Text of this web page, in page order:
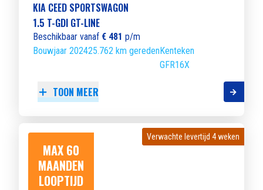
KIA CEED SPORTSWAGON
1.5 T-GDI GT-LINE
Beschikbaar vanaf € 481 p/m
Bouwjaar 202425.762 km geredenKenteken
GFR16X
TOON MEER
MAX 60
MAANDEN
LOOPTIJD
Verwachte levertijd 4 weken
Verwachte levertijd 4 weken